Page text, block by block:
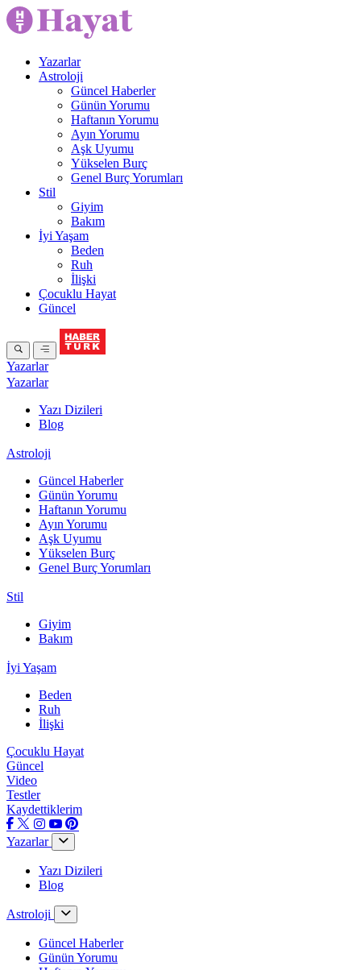
Yazarlar
Astroloji
Güncel Haberler
Günün Yorumu
Haftanın Yorumu
Ayın Yorumu
Aşk Uyumu
Yükselen Burç
Genel Burç Yorumları
Stil
Giyim
Bakım
İyi Yaşam
Beden
Ruh
İlişki
Çocuklu Hayat
Güncel
Yazarlar
Yazarlar
Yazı Dizileri
Blog
Astroloji
Güncel Haberler
Günün Yorumu
Haftanın Yorumu
Ayın Yorumu
Aşk Uyumu
Yükselen Burç
Genel Burç Yorumları
Stil
Giyim
Bakım
İyi Yaşam
Beden
Ruh
İlişki
Çocuklu Hayat
Güncel
Video
Testler
Kaydettiklerim
Yazarlar
Yazı Dizileri
Blog
Astroloji
Güncel Haberler
Günün Yorumu